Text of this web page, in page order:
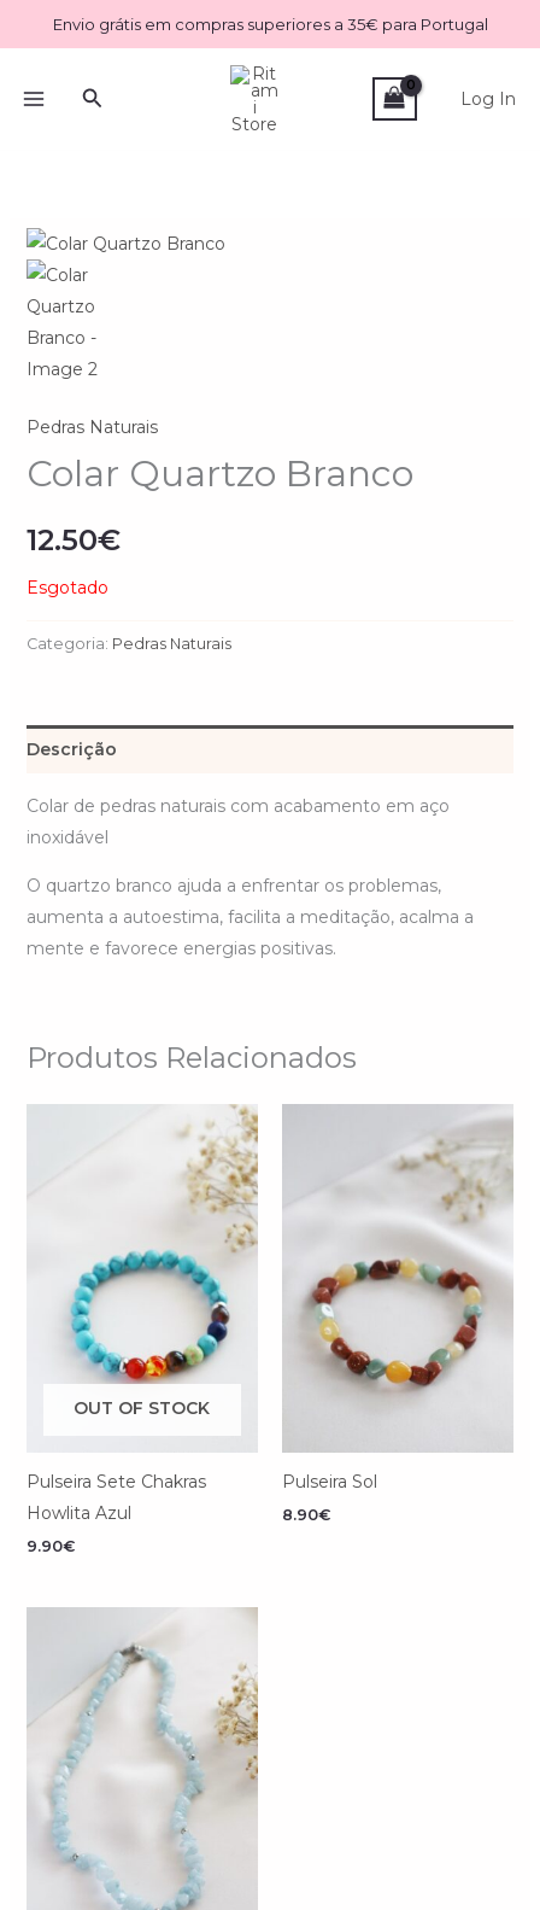
to
Envio grátis em compras superiores a 35€ para Portugal
Search Log In
Pedras Naturais
Colar Quartzo Branco
12.50€
Esgotado
Categoria: Pedras Naturais
Descrição
Colar de pedras naturais com acabamento em aço
inoxidável
O quartzo branco ajuda a enfrentar os problemas,
aumenta a autoestima, facilita a meditação, acalma a
mente e favorece energias positivas.
Produtos Relacionados
OUT OF STOCK
Pulseira Sete Chakras
Howlita Azul
9.90€
Pulseira Sol
8.90€